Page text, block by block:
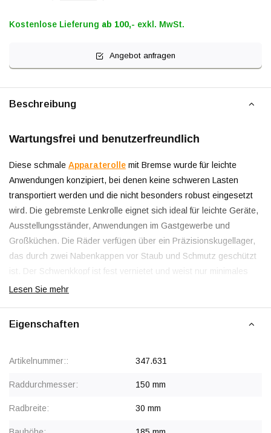
Kostenlose Lieferung ab 100,- exkl. MwSt.
Angebot anfragen
Beschreibung
Wartungsfrei und benutzerfreundlich
Diese schmale Apparaterolle mit Bremse wurde für leichte
Anwendungen konzipiert, bei denen keine schweren Lasten
transportiert werden und die nicht besonders robust eingesetzt
wird. Die gebremste Lenkrolle eignet sich ideal für leichte Geräte,
Ausstellungsständer, Anwendungen im Gastgewerbe und
Großküchen. Die Räder verfügen über ein Präzisionskugellager,
das durch zwei Nabenkappen vor Staub und Schmutz geschützt
ist. Der Schwenkkopf ist fest vernietet und weist nur minimales
Spiel auf. Die verzinkte Schwenkgabel verfügt über eine doppelte
blockiert den Drehkranz und das Rad gleichzeitig spielfrei. In der
Bremsen absorbiert; dies verhindert einen Verschleiß der
Leichtgängiges Rollen
Lesen Sie mehr
Eigenschaften
Artikelnummer:: 347.631
Raddurchmesser: 150 mm
Radbreite: 30 mm